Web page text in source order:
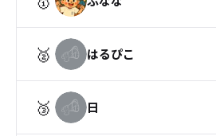
🥈 はるぴこ
🥉 日